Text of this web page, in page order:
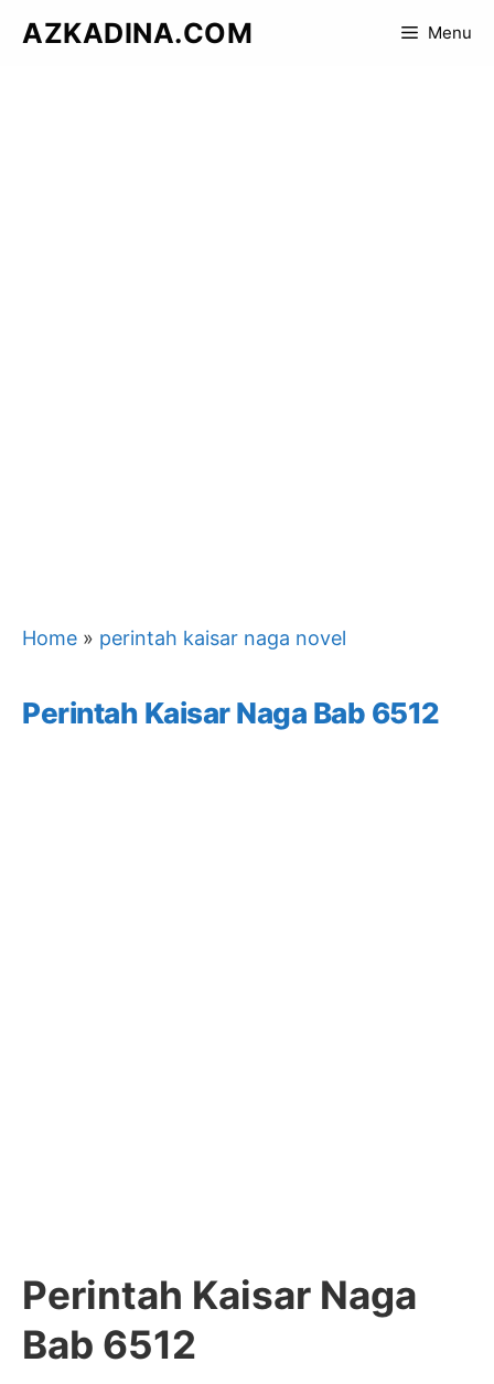
AZKADINA.COM Menu
Home » perintah kaisar naga novel
Perintah Kaisar Naga Bab 6512
Perintah Kaisar Naga
Bab 6512